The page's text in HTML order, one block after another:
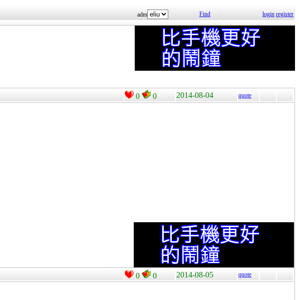
adm Find login register
0 0 2014-08-04 quote
0 0 2014-08-05 quote